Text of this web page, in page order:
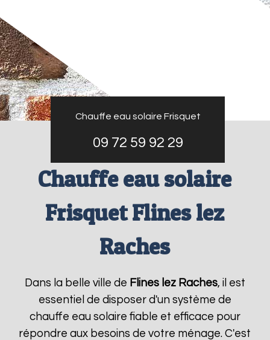
Chauffe eau solaire Frisquet
09 72 59 92 29
Chauffe eau solaire
Frisquet Flines lez
Raches
Dans la belle ville de Flines lez Raches, il est
essentiel de disposer d'un système de
chauffe eau solaire fiable et efficace pour
répondre aux besoins de votre ménage. C'est